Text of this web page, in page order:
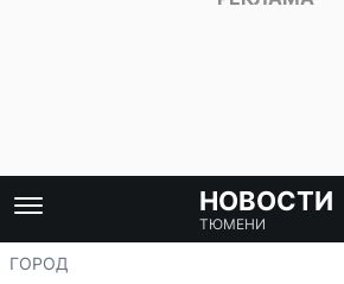
НОВОСТИ
ТЮМЕНИ
ГОРОД